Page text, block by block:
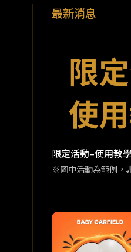
最新消息
限定活動–使用教
※圖中活動為範例，